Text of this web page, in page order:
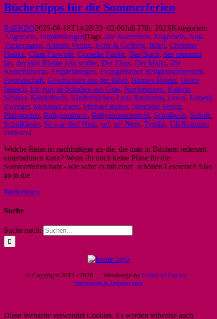
Büchertipps für die Sommerferien
RuEKBO2025-08-18T14:28:33+02:00Juli 27th, 2023|Kategorien:
Allgemein, Empfehlungen|Tags: alle zusammen, Allgemein, Anja
Tuckermann, Atlantis Verlag, Beltz & Gelberg, Bibel, Christine
Hubka, Clara Fürwirth, Cornelia Funke, Das Buch, das niemand
las, der eine Blume sein wollte, Der Fluss, Der Mann, Die
Knotenlöserin, Empfehlungen, Evangelischer Religionsunterricht,
Freundschaft, Geschichten aus der Bibel, Hannes Binder, Heinz
Janisch, Ich ging in Schuhen aus Gras, Jungbrunnen, Kathrin
Schärer, Kinderbuch, Kinderbücher, Lena Raubaum, Lesen, Lisbeth
Zwerger, Mehrdad Zaeri, Michael Roher, NordSüd Verlag,
Philosophie, Religionsbuch, Religionsunterricht, Schulbuch, Schule,
Schulklasse, So war das! Nein, so!, so! Nein, Tyrolia, Uli Krappen,
vorlesen|
Welche Reise ist nachhaltiger als die, die man in Büchern jederzeit
unternehmen kann? Wenn ihr noch keine Pläne für die
Sommerferien habt - wie wäre es mit einer schönen Lesereise? Also
ab in die
Weiterlesen
Suche
Suche nach:
© Copyright 2012 - 2026 | Webdesign by Colors of Cronos
Impressum & Datenschutz
Diese Webseite verwendet Cookies. Es werden teilweise auch